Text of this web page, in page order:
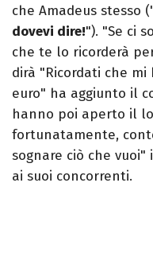
che Amadeus stesso
dovevi dire!"). "Se ci
che te lo ricorderà
dirà "Ricordati che
euro" ha aggiunto il
hanno poi aperto il
fortunatamente,
sognare ciò che
ai suoi concorrenti.